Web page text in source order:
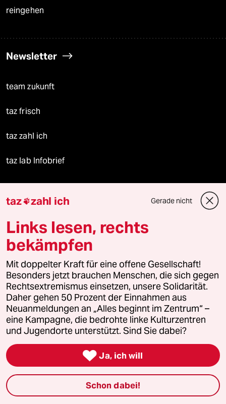
reingehen
Newsletter
team zukunft
taz frisch
taz zahl ich
taz lab Infobrief
Veranstaltungen
Demnächst
Vor Ort
Live im Stream
Vergangene
taz lab 2027
Mehr taz Lesestoff
taz zahl ich Gerade nicht
Links lesen, rechts
bekämpfen
Mit doppelter Kraft für eine offene Gesellschaft!
Besonders jetzt brauchen Menschen, die sich gegen
Rechtsextremismus einsetzen, unsere Solidarität.
Daher gehen 50 Prozent der Einnahmen aus
Neuanmeldungen an „Alles beginnt im Zentrum“ –
eine Kampagne, die bedrohte linke Kulturzentren
und Jugendorte unterstützt. Sind Sie dabei?
 Ja, ich will
Schon dabei!